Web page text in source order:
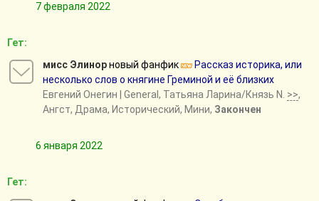
7 февраля 2022
Гет:
мисс Элинорновый фанфик
Рассказ историка, или
несколько слов о княгине Греминой и её близких
Евгений Онегин | General, Татьяна Ларина/Князь N. >>,
Ангст, Драма, Исторический, Мини, Закончен
6 января 2022
Гет: